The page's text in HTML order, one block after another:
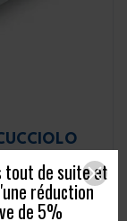
tout de suite et
réduction